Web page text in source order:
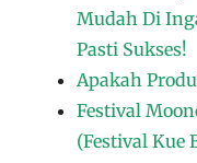
Mudah Di
Pasti Sukses!
Apakah
Festival
(Festival Kue